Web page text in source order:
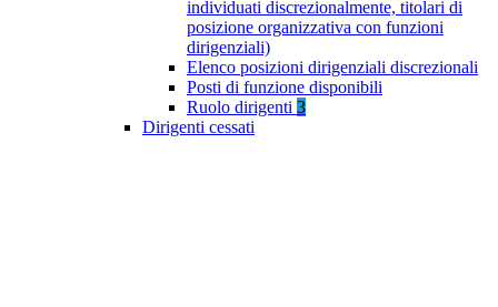
individuati discrezionalmente, titolari di
posizione organizzativa con funzioni
dirigenziali)
Elenco posizioni dirigenziali discrezionali
Posti di funzione disponibili
Ruolo dirigenti 3
Dirigenti cessati